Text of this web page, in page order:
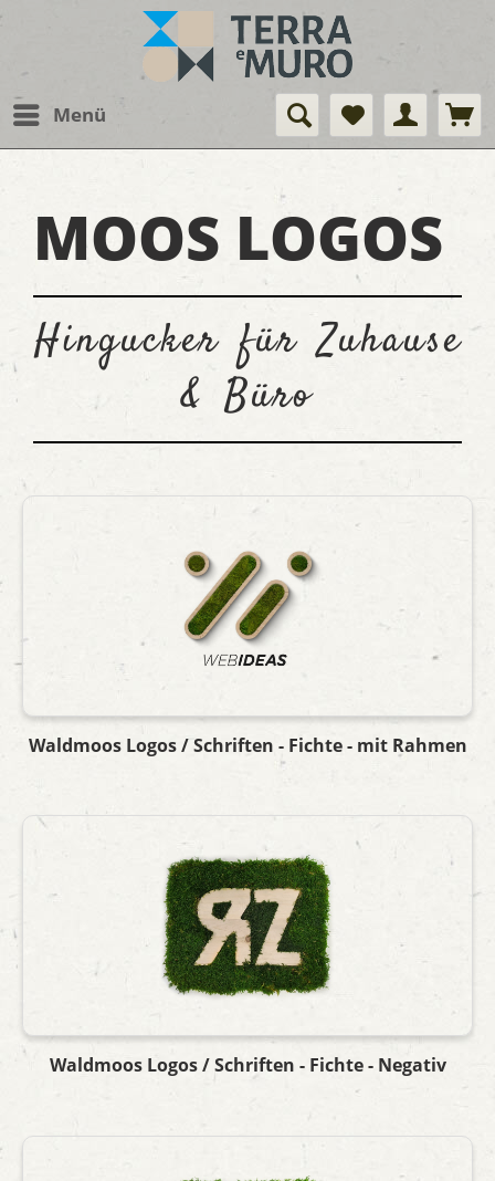
Menü
MOOS LOGOS
Hingucker für Zuhause
& Büro
Waldmoos Logos / Schriften - Fichte - mit Rahmen
Waldmoos Logos / Schriften - Fichte - Negativ